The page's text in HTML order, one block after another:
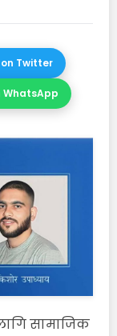
Twitter
WhatsApp
सामाजिक